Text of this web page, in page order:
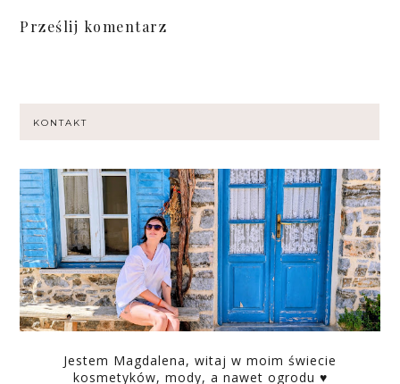
Prześlij komentarz
KONTAKT
Jestem Magdalena, witaj w moim świecie
kosmetyków, mody, a nawet ogrodu ♥